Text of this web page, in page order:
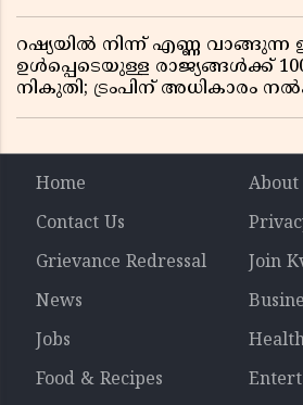
റഷ്യയിൽ നിന്ന് എണ്ണ വാങ്ങുന്ന
ഉൾപ്പെടെയുള്ള രാജ്യങ്ങൾക്ക്
നികുതി; ട്രംപിന് അധികാരം
Home
About
Contact Us
Grievance Redressal
Join
News
Jobs
Food & Recipes